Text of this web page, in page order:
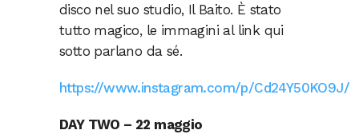
disco nel suo studio, Il Baito. È stato
tutto magico, le immagini al link qui
sotto parlano da sé.
https://www.instagram.com/p/Cd24Y50KO9J/
DAY TWO – 22 maggio